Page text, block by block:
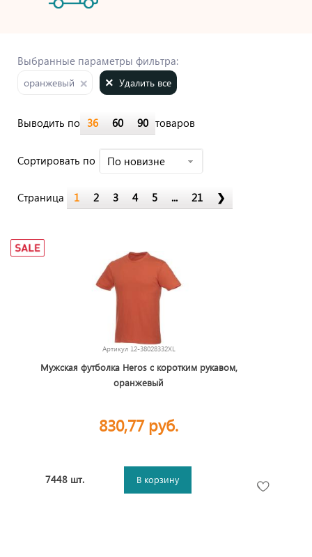
Выбранные параметры фильтра:
оранжевый Удалить все
Выводить по 36 60 90 товаров
Cортировать по По новизне
Страница 1 2 3 4 5 ... 21 ❯
Артикул 12-38028332XL
Мужская футболка Heros с коротким рукавом,
оранжевый
830,77 руб.
7448 шт. В корзину